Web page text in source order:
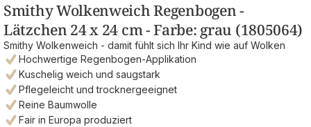
Smithy Wolkenweich Regenbogen -
Lätzchen 24 x 24 cm - Farbe: grau (1805064)
Smithy Wolkenweich - damit fühlt sich Ihr Kind wie auf Wolken
Hochwertige Regenbogen-Applikation
Kuschelig weich und saugstark
Pflegeleicht und trocknergeeignet
Reine Baumwolle
Fair in Europa produziert